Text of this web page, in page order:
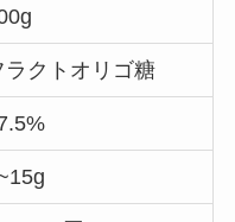
ラクトオリゴ糖